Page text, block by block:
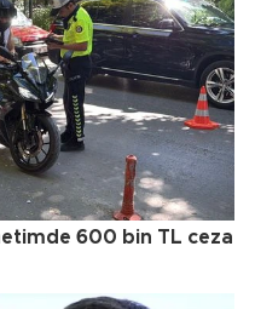
600 bin TL ceza